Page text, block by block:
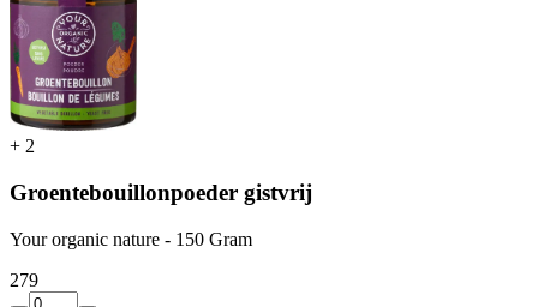
+ 2
Groentebouillonpoeder gistvrij
Your organic nature - 150 Gram
279